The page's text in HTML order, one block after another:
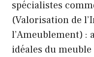
spécialistes
(Valorisation de
l’Ameublement) :
idéales du